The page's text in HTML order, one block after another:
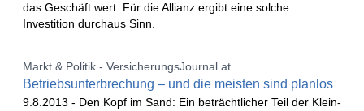
das Geschäft wert. Für die Allianz ergibt eine solche
Investition durchaus Sinn.
Markt & Politik - VersicherungsJournal.at
Betriebsunterbrechung – und die meisten sind planlos
9.8.2013 - Den Kopf im Sand: Ein beträchtlicher Teil der Klein-